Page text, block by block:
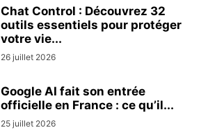
Chat Control : Découvrez 32
outils essentiels pour protéger
votre vie...
26 juillet 2026
Google AI fait son entrée
officielle en France : ce qu’il...
25 juillet 2026